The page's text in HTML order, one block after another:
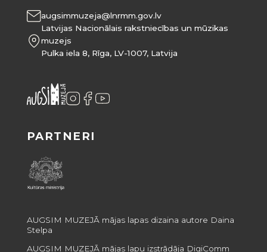
augsimmuzeja@lnrmm.gov.lv
Latvijas Nacionālais rakstniecības un mūzikas
muzejs
Pulka iela 8, Rīga, LV-1007, Latvija
PARTNERI
AUGSIM MUZEJĀ mājas lapas dizaina autore Daina
Stelpa
AUGSIM MUZEJĀ mājas lapu izstrādāja DigiComm